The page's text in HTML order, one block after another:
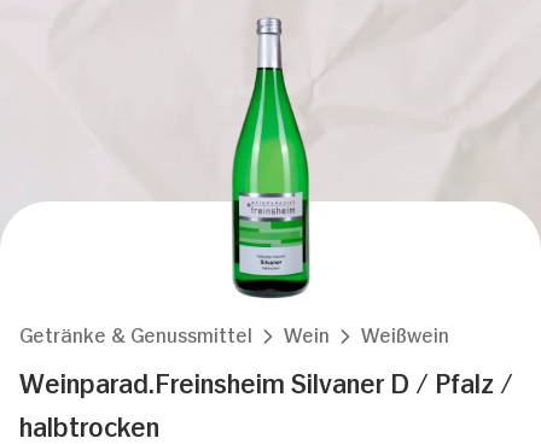
Getränke & Genussmittel Wein Weißwein
Weinparad.Freinsheim Silvaner D / Pfalz /
halbtrocken